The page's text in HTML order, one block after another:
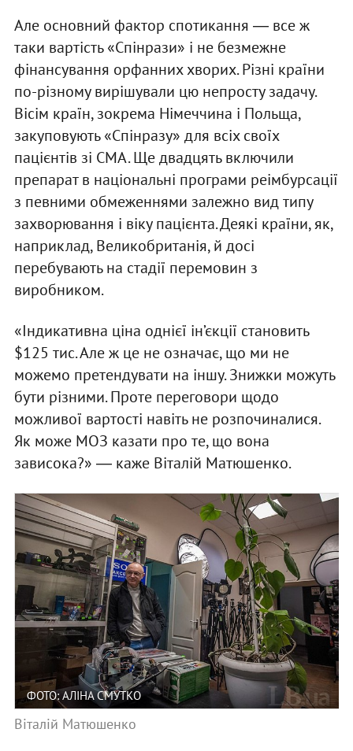
Але основний фактор спотикання ― все ж
таки вартість «Спінрази» і не безмежне
фінансування орфанних хворих. Різні країни
по-різному вирішували цю непросту задачу.
Вісім країн, зокрема Німеччина і Польща,
закуповують «Спінразу» для всіх своїх
пацієнтів зі СМА. Ще двадцять включили
препарат в національні програми реімбурсації
з певними обмеженнями залежно вид типу
захворювання і віку пацієнта. Деякі країни, як,
наприклад, Великобританія, й досі
перебувають на стадії перемовин з
виробником.
«Індикативна ціна однієї ін’єкції становить
$125 тис. Але ж це не означає, що ми не
можемо претендувати на іншу. Знижки можуть
бути різними. Проте переговори щодо
можливої вартості навіть не розпочиналися.
Як може МОЗ казати про те, що вона
зависока?» ― каже Віталій Матюшенко.
ФОТО: АЛІНА СМУТКО
Віталій Матюшенко